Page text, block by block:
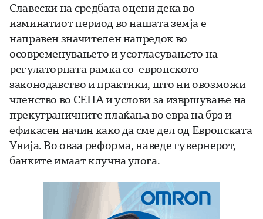
Славески на средбата оцени дека во
изминатиот период во нашата земја е
направен значителен напредок во
осовременувањето и усогласувањето на
регулаторната рамка со европското
законодавство и практики, што ни овозможи
членство во СЕПА и услови за извршување на
прекуграничните плаќања во евра на брз и
ефикасен начин како да сме дел од Европската
Унија. Во оваа реформа, наведе гувернерот,
банките имаат клучна улога.